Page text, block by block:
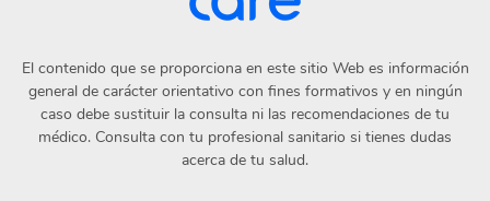
El contenido que se proporciona en este sitio Web es información
general de carácter orientativo con fines formativos y en ningún
caso debe sustituir la consulta ni las recomendaciones de tu
médico. Consulta con tu profesional sanitario si tienes dudas
acerca de tu salud.